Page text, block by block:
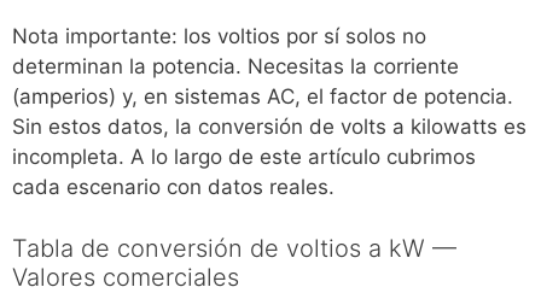
Nota importante: los voltios por sí solos no
determinan la potencia. Necesitas la corriente
(amperios) y, en sistemas AC, el factor de potencia.
Sin estos datos, la conversión de volts a kilowatts es
incompleta. A lo largo de este artículo cubrimos
cada escenario con datos reales.
Tabla de conversión de voltios a kW —
Valores comerciales